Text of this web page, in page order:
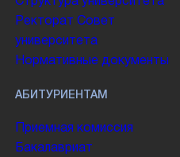
Ректорат Совет
университета
Нормативные документы
АБИТУРИЕНТАМ
Приемная комиссия
Бакалавриат